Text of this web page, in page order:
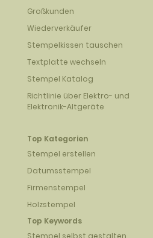
Großkunden
Wiederverkäufer
Stempelkissen tauschen
Textplatte wechseln
Stempel Katalog
Richtlinie über Elektro- und
Elektronik-Altgeräte
Top Kategorien
Stempel erstellen
Datumsstempel
Firmenstempel
Holzstempel
Top Keywords
Stempel selbst gestalten